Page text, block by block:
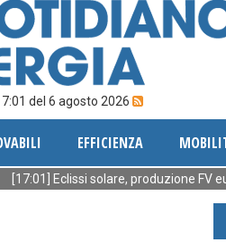
del 6 agosto 2026
EFFICIENZA
Eclissi solare, produzione FV europea